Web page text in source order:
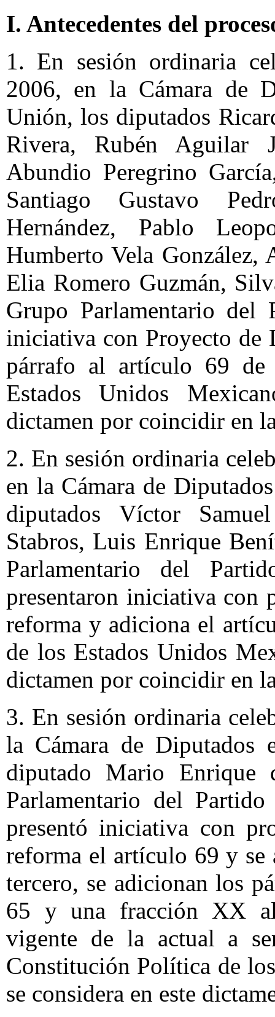
I. Antecedentes del
1. En sesión ordinaria
2006, en la Cámara de
Unión, los diputados
Rivera, Rubén Aguilar
Abundio Peregrino
Santiago Gustavo
Hernández, Pablo
Humberto Vela González,
Elia Romero Guzmán,
Grupo Parlamentario del
iniciativa con Proyecto de
párrafo al artículo 69
Estados Unidos
dictamen por coincidir en
2. En sesión ordinaria
en la Cámara de
diputados Víctor
Stabros, Luis Enrique
Parlamentario del
presentaron iniciativa con
reforma y adiciona el
de los Estados Unidos
dictamen por coincidir en
3. En sesión ordinaria
la Cámara de
diputado Mario Enrique
Parlamentario del
presentó iniciativa con
reforma el artículo 69 y se
tercero, se adicionan los
65 y una fracción XX
vigente de la actual a
Constitución Política de
se considera en este